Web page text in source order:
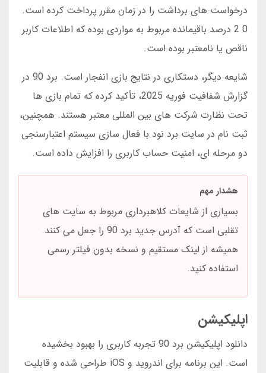
درخواست های برداشت را در زمان مقرر پرداخت کرده است.
0 2 درصد باقیمانده مربوط به مواردی بوده که اطلاعات کاربر
ناقص یا نامعتبر بوده است.
شایعه دیگر، دستکاری در نتایج بازی انفجار است. برد 90 در
گزارش شفافیت فوریه 2025، تأکید کرده که تمام بازی ها
تحت نظارت شرکت های بین المللی معتبر هستند. همچنین،
ثبت نام در سایت برد نود با فعال سازی سیستم اعتبارسنجی
دو مرحله ای، امنیت حساب کاربری را افزایش داده است.
هشدار مهم
بسیاری از شایعات کلاهبرداری مربوط به سایت های
تقلبی است که آدرس جدید برد 90 را جعل می کنند.
همیشه از لینک مستقیم و نسخه بدون فیلتر رسمی
استفاده کنید.
اپلیکیشن
دانلود اپلیکیشن برد 90 تجربه کاربری را بهبود بخشیده
است. این برنامه برای اندروید و iOS طراحی شده و قابلیت